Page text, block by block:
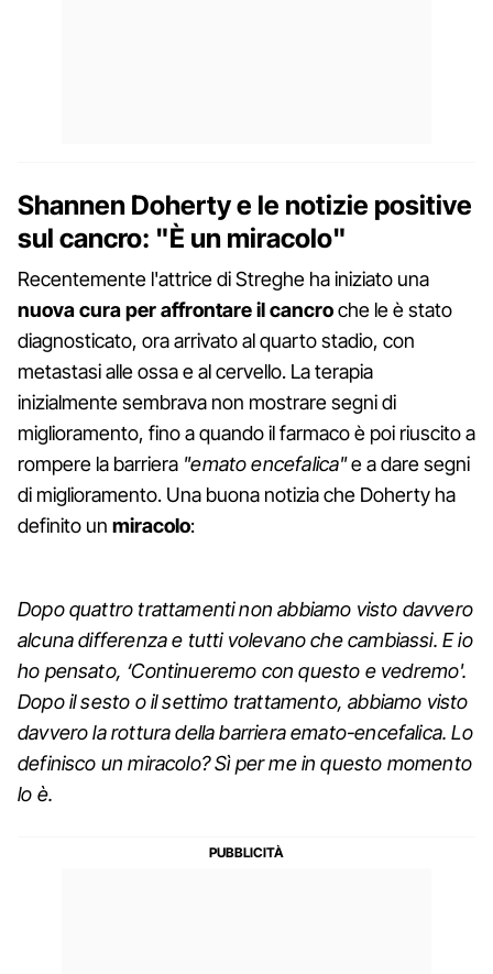
Shannen Doherty e le notizie positive
sul cancro: "È un miracolo"
Recentemente l'attrice di Streghe ha iniziato una
nuova curaper affrontare il cancroche le è stato
diagnosticato, ora arrivato al quarto stadio, con
metastasi alle ossa e al cervello. La terapia
inizialmente sembrava non mostrare segni di
miglioramento, fino a quando il farmaco è poi riuscito a
rompere la barriera "emato encefalica"e a dare segni
di miglioramento. Una buona notizia che Doherty ha
definito un miracolo:
Dopo quattro trattamenti non abbiamo visto davvero
alcuna differenza e tutti volevano che cambiassi. E io
ho pensato, ‘Continueremo con questo e vedremo'.
Dopo il sesto o il settimo trattamento, abbiamo visto
davvero la rottura della barriera emato-encefalica. Lo
definisco un miracolo? Sì per me in questo momento
lo è.